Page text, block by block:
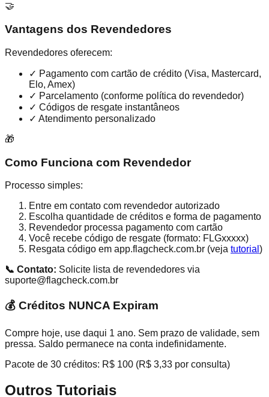
🤝
Vantagens dos Revendedores
Revendedores oferecem:
✓ Pagamento com cartão de crédito (Visa, Mastercard,
Elo, Amex)
✓ Parcelamento (conforme política do revendedor)
✓ Códigos de resgate instantâneos
✓ Atendimento personalizado
🎁
Como Funciona com Revendedor
Processo simples:
Entre em contato com revendedor autorizado
Escolha quantidade de créditos e forma de pagamento
Revendedor processa pagamento com cartão
Você recebe código de resgate (formato: FLGxxxxx)
Resgata código em app.flagcheck.com.br (veja tutorial )
📞 Contato: Solicite lista de revendedores via
suporte@flagcheck.com.br
💰 Créditos NUNCA Expiram
Compre hoje, use daqui 1 ano. Sem prazo de validade, sem
pressa. Saldo permanece na conta indefinidamente.
Pacote de 30 créditos: R$ 100 (R$ 3,33 por consulta)
Outros Tutoriais